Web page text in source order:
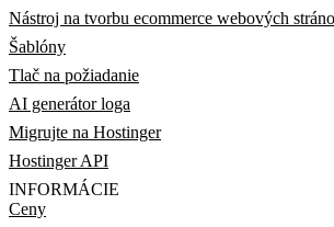
Nástroj na tvorbu ecommerce webových
Šablóny
Tlač na požiadanie
AI generátor loga
Migrujte na Hostinger
Hostinger API
INFORMÁCIE
Ceny